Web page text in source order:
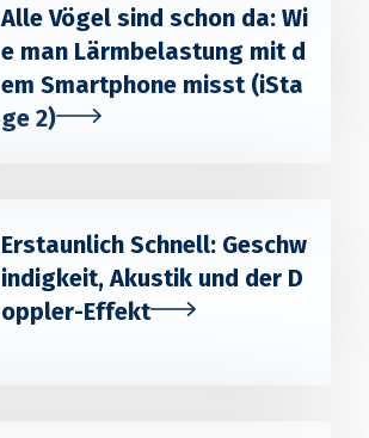
Alle Vögel sind schon da: Wi
e man Lärmbelastung mit d
em Smartphone misst (iSta
ge 2)
Erstaunlich Schnell: Geschw
indigkeit, Akustik und der D
oppler-Effekt